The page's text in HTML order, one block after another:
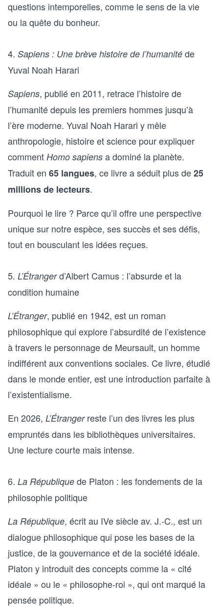
questions intemporelles, comme le sens de la vie
ou la quête du bonheur.
4. Sapiens : Une brève histoire de l’humanité de
Yuval Noah Harari
Sapiens, publié en 2011, retrace l’histoire de
l’humanité depuis les premiers hommes jusqu’à
l’ère moderne. Yuval Noah Harari y mêle
anthropologie, histoire et science pour expliquer
comment Homo sapiens a dominé la planète.
Traduit en 65 langues, ce livre a séduit plus de25
millions de lecteurs.
Pourquoi le lire ? Parce qu’il offre une perspective
unique sur notre espèce, ses succès et ses défis,
tout en bousculant les idées reçues.
5. L’Étrangerd’Albert Camus : l’absurde et la
condition humaine
L’Étranger, publié en 1942, est un roman
philosophique qui explore l’absurdité de l’existence
à travers le personnage de Meursault, un homme
indifférent aux conventions sociales. Ce livre, étudié
dans le monde entier, est une introduction parfaite à
l’existentialisme.
En 2026, L’Étrangerreste l’un des livres les plus
empruntés dans les bibliothèques universitaires.
Une lecture courte mais intense.
6. La République de Platon : les fondements de la
philosophie politique
La République, écrit au IVe siècle av. J.-C., est un
dialogue philosophique qui pose les bases de la
justice, de la gouvernance et de la société idéale.
Platon y introduit des concepts comme la « cité
idéale » ou le « philosophe-roi », qui ont marqué la
pensée politique.